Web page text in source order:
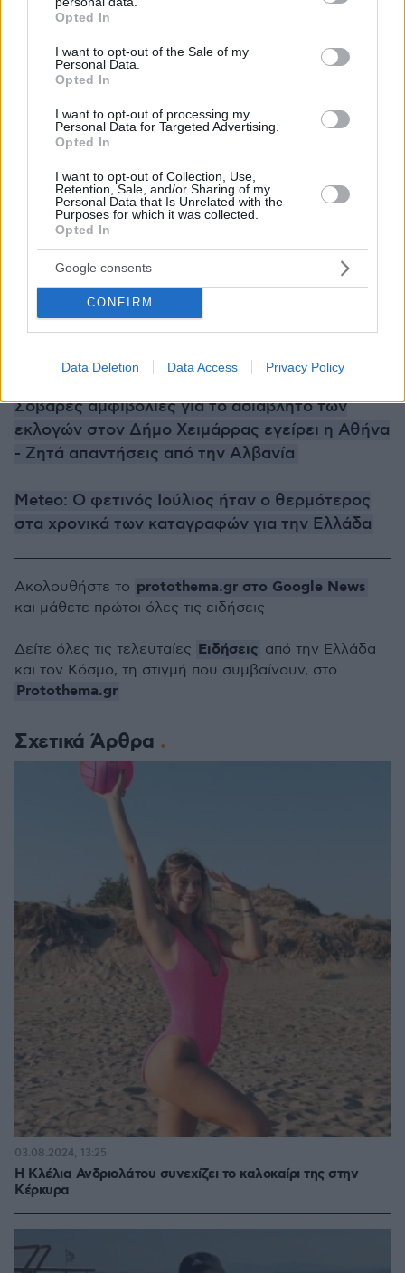
grant or deny consent to Google and its third-party tags to
use your data for below specified purposes in below Google
consent section.
Opted In
I want to opt-out of the Sale of my
Personal Data.
Opted In
I want to opt-out of processing my
Personal Data for Targeted Advertising.
Opted In
I want to opt-out of Collection, Use,
Retention, Sale, and/or Sharing of my
Personal Data that Is Unrelated with the
Purposes for which it was collected.
Opted In
Google consents
CONFIRM
Data Deletion Data Access Privacy Policy
Ειδήσεις σήμερα:
Γιαννούλης (ΣΥΡΙΖΑ) : Περιμένω απαντήσεις
από την Περιφέρεια, την Πολεοδομία και την
Πολιτεία για την πισίνα Κασσελάκη
Σοβαρές αμφιβολίες για το αδιάβλητο των
εκλογών στον Δήμο Χειμάρρας εγείρει η Αθήνα
- Ζητά απαντήσεις από την Αλβανία
Meteo: Ο φετινός Ιούλιος ήταν ο θερμότερος
στα χρονικά των καταγραφών για την Ελλάδα
Σχετικά Άρθρα
Η Κλέλια Ανδριολάτου συνεχίζει το καλοκαίρι της στην
Κέρκυρα
03.08.2024, 13:25
Ακολουθήστε το protothema.gr στο Google News
και μάθετε πρώτοι όλες τις ειδήσεις
Δείτε όλες τις τελευταίες Ειδήσεις από την Ελλάδα
και τον Κόσμο, τη στιγμή που συμβαίνουν, στο
Protothema.gr